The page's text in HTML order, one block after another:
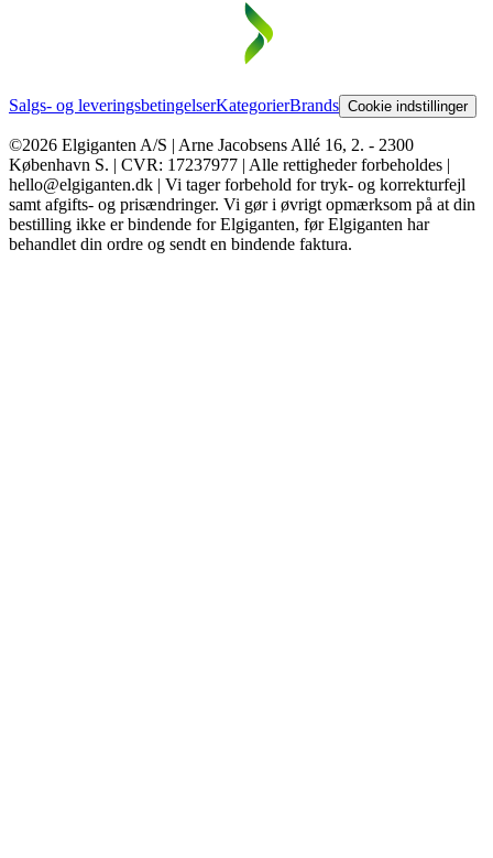
Salgs- og leveringsbetingelserKategorierBrands Cookie indstillinger
©2026 Elgiganten A/S | Arne Jacobsens Allé 16, 2. - 2300
København S. | CVR: 17237977 | Alle rettigheder forbeholdes |
hello@elgiganten.dk | Vi tager forbehold for tryk- og korrekturfejl
samt afgifts- og prisændringer. Vi gør i øvrigt opmærksom på at din
bestilling ikke er bindende for Elgiganten, før Elgiganten har
behandlet din ordre og sendt en bindende faktura.